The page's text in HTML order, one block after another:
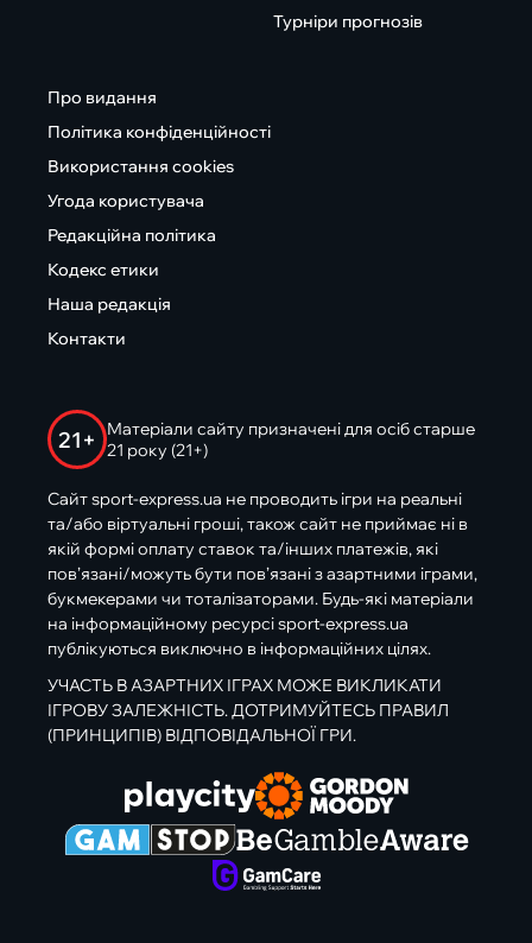
Турніри прогнозів
Про видання
Політика конфіденційності
Використання cookies
Угода користувача
Редакційна політика
Кодекс етики
Наша редакція
Контакти
21+
Матеріали сайту призначені для осіб старше
21 року (21+)
Сайт sport-express.ua не проводить ігри на реальні
та/або віртуальні гроші, також сайт не приймає ні в
якій формі оплату ставок та/інших платежів, які
пов’язані/можуть бути пов’язані з азартними іграми,
букмекерами чи тоталізаторами. Будь-які матеріали
на інформаційному ресурсі sport-express.ua
публікуються виключно в інформаційних цілях.
УЧАСТЬ В АЗАРТНИХ ІГРАХ МОЖЕ ВИКЛИКАТИ
ІГРОВУ ЗАЛЕЖНІСТЬ. ДОТРИМУЙТЕСЬ ПРАВИЛ
(ПРИНЦИПІВ) ВІДПОВІДАЛЬНОЇ ГРИ.